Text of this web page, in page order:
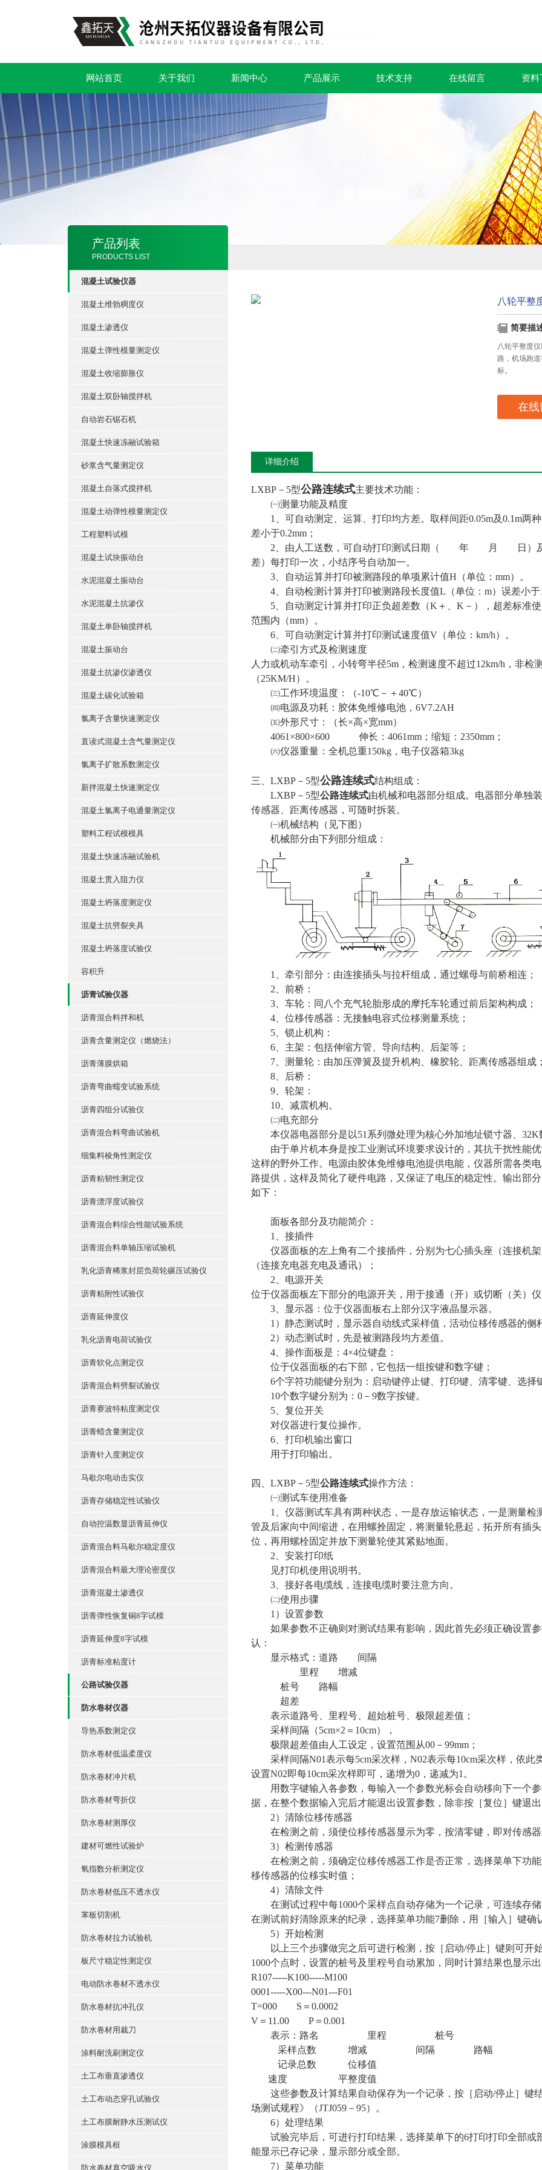
网站首页 关于我们 新闻中心 产品展示 技术支持 在线留言 资料
产品列表
PRODUCTS LIST
混凝土试验仪器
混凝土维勃稠度仪
混凝土渗透仪
混凝土弹性模量测定仪
混凝土收缩膨胀仪
混凝土双卧轴搅拌机
自动岩石锯石机
混凝土快速冻融试验箱
砂浆含气量测定仪
混凝土自落式搅拌机
混凝土动弹性模量测定仪
工程塑料试模
混凝土试块振动台
水泥混凝土振动台
水泥混凝土抗渗仪
混凝土单卧轴搅拌机
混凝土振动台
混凝土抗渗仪渗透仪
混凝土碳化试验箱
氯离子含量快速测定仪
直读式混凝土含气量测定仪
氯离子扩散系数测定仪
新拌混凝土快速测定仪
混凝土氯离子电通量测定仪
塑料工程试模模具
混凝土快速冻融试验机
混凝土贯入阻力仪
混凝土坍落度测定仪
混凝土抗劈裂夹具
混凝土坍落度试验仪
容积升
沥青试验仪器
沥青混合料拌和机
沥青含量测定仪（燃烧法）
沥青薄膜烘箱
沥青弯曲蠕变试验系统
沥青四组分试验仪
沥青混合料弯曲试验机
细集料棱角性测定仪
沥青粘韧性测定仪
沥青漂浮度试验仪
沥青混合料综合性能试验系统
沥青混合料单轴压缩试验机
乳化沥青稀浆封层负荷轮碾压试验仪
沥青粘附性试验仪
沥青延伸度仪
乳化沥青电荷试验仪
沥青软化点测定仪
沥青混合料劈裂试验仪
沥青赛波特粘度测定仪
沥青蜡含量测定仪
沥青针入度测定仪
马歇尔电动击实仪
沥青存储稳定性试验仪
自动控温数显沥青延伸仪
沥青混合料马歇尔稳定度仪
沥青混合料最大理论密度仪
沥青混凝土渗透仪
沥青弹性恢复铜8字试模
沥青延伸度8字试模
沥青标准粘度计
公路试验仪器
防水卷材仪器
导热系数测定仪
防水卷材低温柔度仪
防水卷材冲片机
防水卷材弯折仪
防水卷材测厚仪
建材可燃性试验炉
氧指数分析测定仪
防水卷材低压不透水仪
苯板切割机
防水卷材拉力试验机
板尺寸稳定性测定仪
电动防水卷材不透水仪
防水卷材抗冲孔仪
防水卷材用裁刀
涂料耐洗刷测定仪
土工布垂直渗透仪
土工布动态穿孔试验仪
土工布膜耐静水压测试仪
涂膜模具框
防水卷材真空吸水仪
八轮平整
简要描
八轮平整度
路，机场跑
标。
在线
详细介绍
LXBP－5型公路连续式主要技术功能：
㈠测量功能及精度
1、可自动测定、运算、打印均方差。取样间距0.05m及0.1m两
差小于0.2mm；
2、由人工送数，可自动打印测试日期（ 年 月 日）及被
差）每打印一次，小结序号自动加一。
3、自动运算并打印被测路段的单项累计值H（单位：mm）。
4、自动检测计算并打印被测路段长度值L（单位：m）误差小于
5、自动测定计算并打印正负超差数（K＋、K－），超差标准使
范围内（mm）。
6、可自动测定计算并打印测试速度值V（单位：km/h）。
㈡牵引方式及检测速度
人力或机动车牵引，小转弯半径5m，检测速度不超过12km/h，非
（25KM/H）。
㈢工作环境温度：（-10℃－＋40℃）
㈣电源及功耗：胶体免维修电池，6V7.2AH
㈤外形尺寸：（长×高×宽mm）
4061×800×600 伸长：4061mm；缩短：2350mm；
㈥仪器重量：全机总重150kg，电子仪器箱3kg
三、LXBP－5型公路连续式结构组成：
LXBP－5型公路连续式由机械和电器部分组成。电器部分单独
传感器、距离传感器，可随时拆装。
㈠机械结构（见下图）
机械部分由下列部分组成：
1、牵引部分：由连接插头与拉杆组成，通过螺母与前桥相连；
2、前桥：
3、车轮：同八个充气轮胎形成的摩托车轮通过前后架构构成；
4、位移传感器：无接触电容式位移测量系统；
5、锁止机构：
6、主架：包括伸缩方管、导向结构、后架等；
7、测量轮：由加压弹簧及提升机构、橡胶轮、距离传感器组成
8、后桥：
9、轮架：
10、减震机构。
㈡电充部分
本仪器电器部分是以51系列微处理为核心外加地址锁寸器、32K
由于单片机本身是按工业测试环境要求设计的，其抗干扰性能优
这样的野外工作。电源由胶体免维修电池提供电能，仪器所需各类
路提供，这样及简化了硬件电路，又保证了电压的稳定性。输出部
如下：
面板各部分及功能简介：
1、接插件
仪器面板的左上角有二个接插件，分别为七心插头座（连接机架
（连接充电器充电及通讯）；
2、电源开关
位于仪器面板左下部分的电源开关，用于接通（开）或切断（关）
3、显示器：位于仪器面板右上部分汉字液晶显示器。
1）静态测试时，显示器自动线式采样值，活动位移传感器的侧
2）动态测试时，先是被测路段均方差值。
4、操作面板是：4×4位键盘：
位于仪器面板的右下部，它包括一组按键和数字键；
6个字符功能键分别为：启动键停止键、打印键、清零键、选择
10个数字键分别为：0－9数字按键。
5、复位开关
对仪器进行复位操作。
6、打印机输出窗口
用于打印输出。
四、LXBP－5型公路连续式操作方法：
㈠测试车使用准备
1、仪器测试车具有两种状态，一是存放运输状态，一是测量检
管及后家向中间缩进，在用螺拴固定，将测量轮悬起，拓开所有插
位，再用螺栓固定并放下测量轮使其紧贴地面。
2、安装打印纸
见打印机使用说明书。
3、接好各电缆线，连接电缆时要注意方向。
㈡使用步骤
1）设置参数
如果参数不正确则对测试结果有影响，因此首先必须正确设置参
认：
显示格式：道路 间隔
里程 增减
桩号 路幅
超差
表示道路号、里程号、超始桩号、极限超差值；
采样间隔（5cm×2＝10cm），
极限超差值由人工设定，设置范围从00－99mm；
采样间隔N01表示每5cm采次样，N02表示每10cm采次样，依此
设置N02即每10cm采次样即可，递增为0，递减为1。
用数字键输入各参数，每输入一个参数光标会自动移向下一个参
据，在整个数据输入完后才能退出设置参数，除非按［复位］键退
2）清除位移传感器
在检测之前，须使位移传感器显示为零，按清零键，即对传感器
3）检测传感器
在检测之前，须确定位移传感器工作是否正常，选择菜单下功能
移传感器的位移实时值；
4）清除文件
在测试过程中每1000个采样点自动存储为一个记录，可连续存储
在测试前好清除原来的纪录，选择菜单功能7删除，用［输入］键确
5）开始检测
以上三个步骤做完之后可进行检测，按［启动/停止］键则可开
1000个点时，设置的桩号及里程号自动累加，同时计算结果也显示
R107-----K100-----M100
0001-----X00---N01---F01
T=000 S＝0.0002
V＝11.00 P＝0.001
表示：路名 里程 桩号
采样点数 增减 间隔 路幅
记录总数 位移值
速度 平整度值
这些参数及计算结果自动保存为一个记录，按［启动/停止］键
场测试规程》（JTJ059－95）。
6）处理结果
试验完毕后，可进行打印结果，选择菜单下的6打印打印全部或
能显示已存记录，显示部分或全部。
7）菜单功能